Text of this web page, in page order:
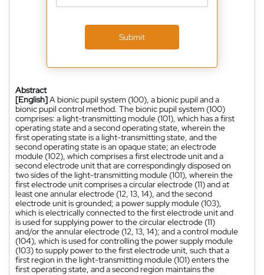
Submit
Abstract
[English]A bionic pupil system (100), a bionic pupil and a
bionic pupil control method. The bionic pupil system (100)
comprises: a light-transmitting module (101), which has a first
operating state and a second operating state, wherein the
first operating state is a light-transmitting state, and the
second operating state is an opaque state; an electrode
module (102), which comprises a first electrode unit and a
second electrode unit that are correspondingly disposed on
two sides of the light-transmitting module (101), wherein the
first electrode unit comprises a circular electrode (11) and at
least one annular electrode (12, 13, 14), and the second
electrode unit is grounded; a power supply module (103),
which is electrically connected to the first electrode unit and
is used for supplying power to the circular electrode (11)
and/or the annular electrode (12, 13, 14); and a control module
(104), which is used for controlling the power supply module
(103) to supply power to the first electrode unit, such that a
first region in the light-transmitting module (101) enters the
first operating state, and a second region maintains the